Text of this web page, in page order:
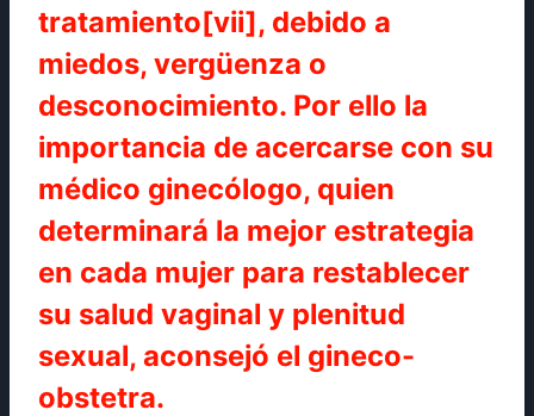
tratamiento[vii], debido a
miedos, vergüenza o
desconocimiento. Por ello la
importancia de acercarse con su
médico ginecólogo, quien
determinará la mejor estrategia
en cada mujer para restablecer
su salud vaginal y plenitud
sexual, aconsejó el gineco-
obstetra.